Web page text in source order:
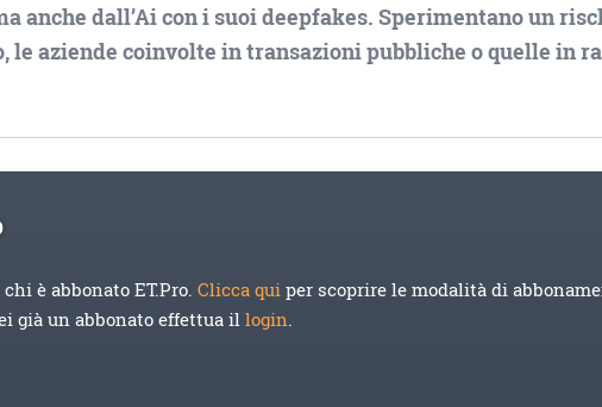
anche dall’Ai con i suoi deepfakes. Sperimentano un
aziende coinvolte in transazioni pubbliche o quelle in
è abbonato ET.Pro.Clicca quiper scoprire le modalità di
già un abbonato effettua illogin.